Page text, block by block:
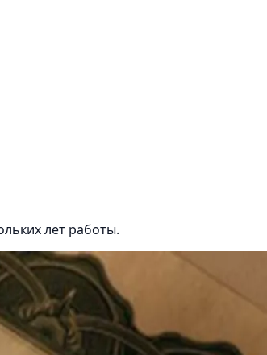
лет работы.